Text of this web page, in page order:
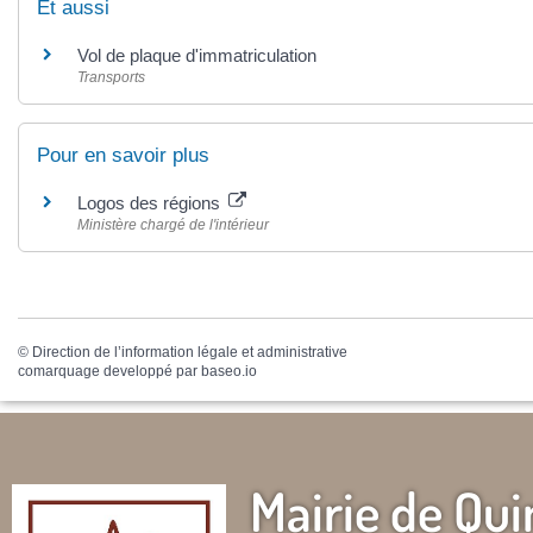
Et aussi
Vol de plaque d'immatriculation
Transports
Pour en savoir plus
Logos des régions
Ministère chargé de l'intérieur
© Direction de l’information légale et administrative
comarquage developpé par baseo.io
Mairie de